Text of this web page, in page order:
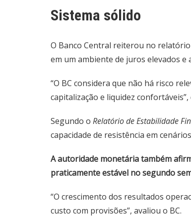
Sistema sólido
O Banco Central reiterou no
em um ambiente de juros elevados e
“O BC considera que não há risco
capitalização e liquidez
Segundo o Relatório de Estabilidade
capacidade de resistência em
A autoridade monetária também
praticamente estável no segundo
“O crescimento dos resultados
custo com provisões”, avaliou o BC.